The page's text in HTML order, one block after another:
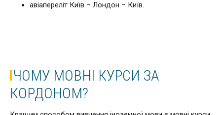
авіапереліт Київ – Лондон – Київ.
ЧОМУ МОВНІ КУРСИ ЗА
КОРДОНОМ?